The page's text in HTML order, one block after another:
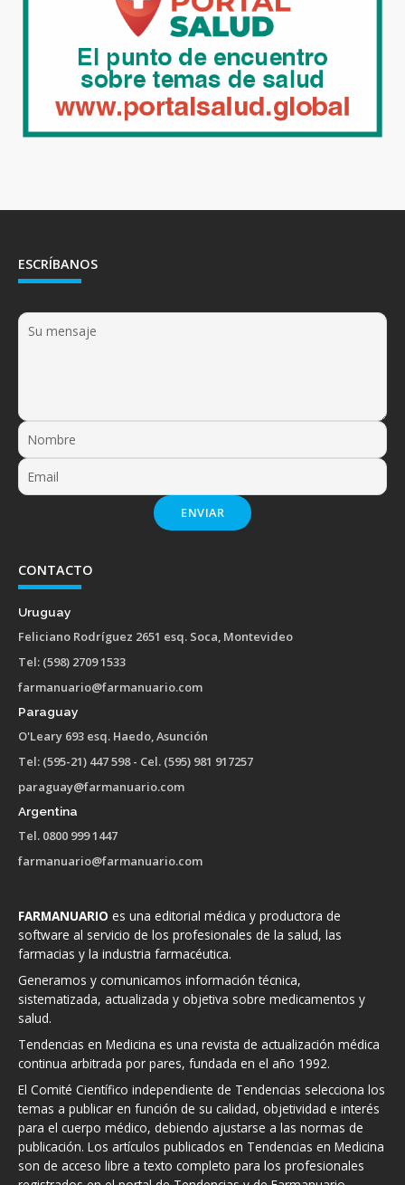
FARMANUARIO es una editorial médica y productora de
software al servicio de los profesionales de la salud, las
farmacias y la industria farmacéutica.
Generamos y comunicamos información técnica,
sistematizada, actualizada y objetiva sobre medicamentos y
salud.
Tendencias en Medicina es una revista de actualización médica
continua arbitrada por pares, fundada en el año 1992.
El Comité Científico independiente de Tendencias selecciona los
temas a publicar en función de su calidad, objetividad e interés
para el cuerpo médico, debiendo ajustarse a las normas de
publicación. Los artículos publicados en Tendencias en Medicina
son de acceso libre a texto completo para los profesionales
CONTACTO
Uruguay
Feliciano Rodríguez 2651 esq. Soca, Montevideo
Tel: (598) 2709 1533
farmanuario@farmanuario.com
Paraguay
O'Leary 693 esq. Haedo, Asunción
Tel: (595-21) 447 598 - Cel. (595) 981 917257
paraguay@farmanuario.com
Argentina
Tel. 0800 999 1447
farmanuario@farmanuario.com
ESCRÍBANOS
ENVIAR